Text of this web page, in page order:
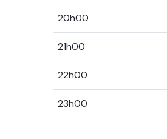
20h00
21h00
22h00
23h00